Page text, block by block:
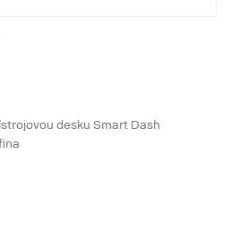
desku Smart Dash